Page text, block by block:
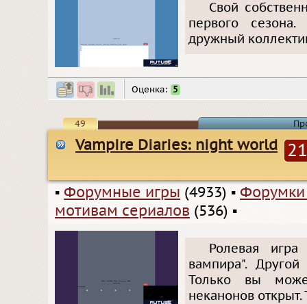
Свой
первого
дружный
Оценка: 5
49
Vampire Diaries: night world 21
▪ Форумные игры (4933) ▪
мотивам сериалов (536) ▪
Ролевая
вампира".
Только вы
неканонов открыт.